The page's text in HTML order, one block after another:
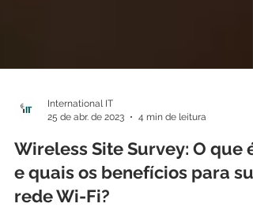
25 de abr. de 2023
4 min de leitura
Wireless Site Survey: O que é
e quais os benefícios para sua